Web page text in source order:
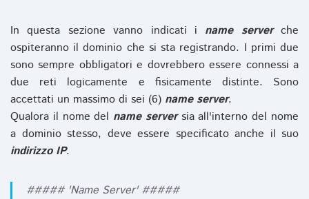
In questa sezione vanno indicati i name serverche
ospiteranno il dominio che si sta registrando. I primi due
sono sempre obbligatori e dovrebbero essere connessi a
due reti logicamente e fisicamente distinte. Sono
accettati un massimo di sei (6) name server.
Qualora il nome del name serversia all'interno del nome
a dominio stesso, deve essere specificato anche il suo
indirizzo IP.
##### 'Name Server' #####